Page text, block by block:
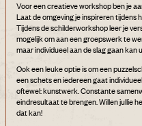
Voor een creatieve workshop ben je
Laat de omgeving je inspireren
Tijdens de schilderworkshop leer je
mogelijk om aan een groepswerk te
maar individueel aan de slag gaan kan
Ook een leuke optie is om een
een schets en iedereen gaat
oftewel: kunstwerk. Constante
eindresultaat te brengen. Willen jullie
dat kan!